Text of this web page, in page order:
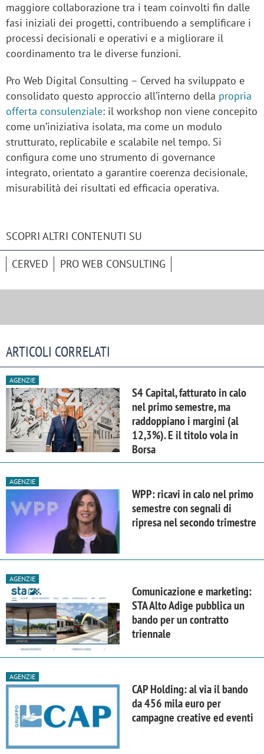
maggiore collaborazione tra i team coinvolti fin dalle
fasi iniziali dei progetti, contribuendo a semplificare i
processi decisionali e operativi e a migliorare il
coordinamento tra le diverse funzioni.
Pro Web Digital Consulting – Cerved ha sviluppato e
consolidato questo approccio all’interno della propria
offerta consulenziale: il workshop non viene concepito
come un’iniziativa isolata, ma come un modulo
strutturato, replicabile e scalabile nel tempo. Si
configura come uno strumento di governance
integrato, orientato a garantire coerenza decisionale,
misurabilità dei risultati ed efficacia operativa.
SCOPRI ALTRI CONTENUTI SU
CERVED PRO WEB CONSULTING
ARTICOLI CORRELATI
AGENZIE
S4 Capital, fatturato in calo
nel primo semestre, ma
raddoppiano i margini (al
12,3%). E il titolo vola in
Borsa
AGENZIE
WPP: ricavi in calo nel primo
semestre con segnali di
ripresa nel secondo trimestre
AGENZIE
Comunicazione e marketing:
STA Alto Adige pubblica un
bando per un contratto
triennale
AGENZIE
CAP Holding: al via il bando
da 456 mila euro per
campagne creative ed eventi